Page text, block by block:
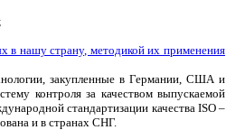
в нашу страну, методикой их применения
закупленные в Германии, США и
контроля за качеством выпускаемой
стандартизации качества ISO –
и в странах СНГ.